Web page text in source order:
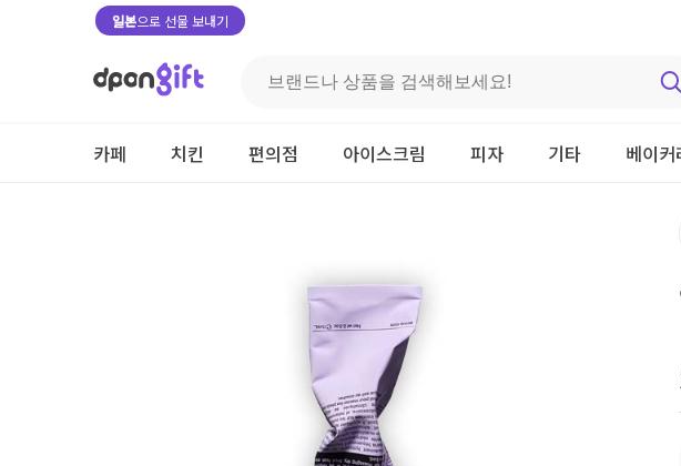
일본으로 선물 보내기
카페 치킨 편의점 아이스크림 피자 기타 베이커